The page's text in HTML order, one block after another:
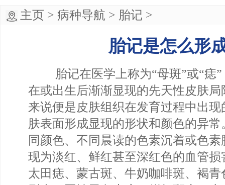
主页 > 病种导航 > 胎记 >
胎记是怎么形
胎记在医学上称为“母斑”或“痣”
在或出生后渐渐显现的先天性皮肤
来说便是皮肤组织在发育过程中出
肤表面形成显现的形状和颜色的异
同颜色、不同晨读的色素沉着或色
现为淡红、鲜红甚至深红色的血管
太田痣、蒙古斑、牛奶咖啡斑、褐